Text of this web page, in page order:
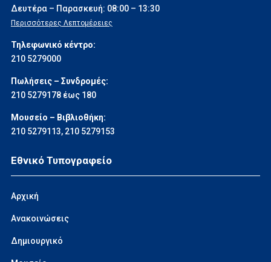
Δευτέρα – Παρασκευή: 08:00 – 13:30
Περισσότερες Λεπτομέρειες
Τηλεφωνικό κέντρο:
210 5279000
Πωλήσεις – Συνδρομές:
210 5279178 έως 180
Μουσείο – Βιβλιοθήκη:
210 5279113, 210 5279153
Εθνικό Τυπογραφείο
Αρχική
Ανακοινώσεις
Δημιουργικό